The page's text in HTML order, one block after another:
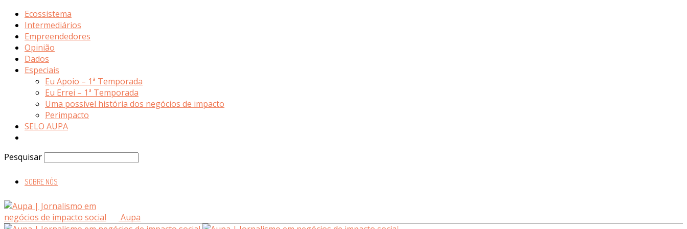
Ecossistema
Intermediários
Empreendedores
Opinião
Dados
Especiais
Eu Apoio – 1ª Temporada
Eu Errei – 1ª Temporada
Uma possível história dos negócios de impacto
Perimpacto
SELO AUPA
Pesquisar
SOBRE NÓS
Aupa